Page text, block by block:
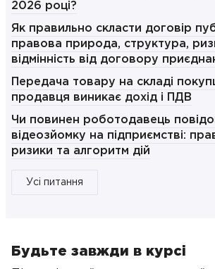
2026 році?
Як правильно скласти договір
правова природа, структура,
відмінність від договору
Передача товару на складі
продавця виникає дохід і ПДВ
Чи повинен роботодавець
відеозйомку на підприємстві:
ризики та алгоритм дій
Усі питання
Будьте завжди в курсі